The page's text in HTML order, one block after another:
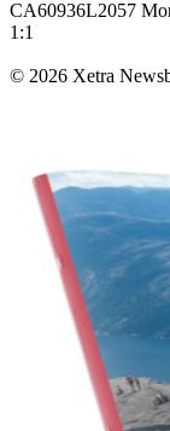
CA60936L2057
1:1
© 2026 Xetra